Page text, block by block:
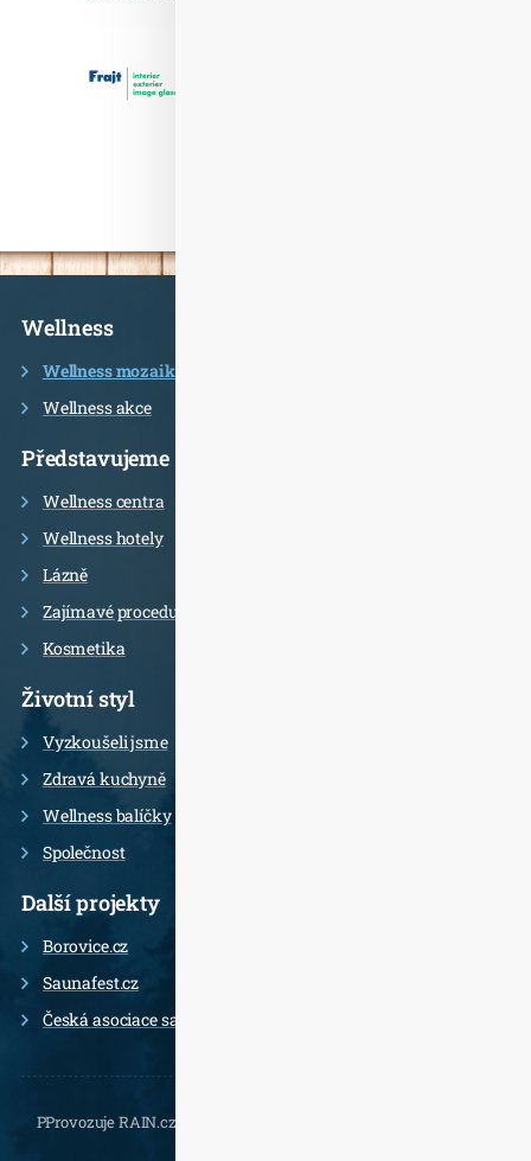
Informace
Wellness
Wellness mozaika
Wellness akce
Představujeme
Wellness centra
Wellness hotely
Lázně
Zajímavé procedury
Kosmetika
Životní styl
Vyzkoušeli jsme
Zdravá kuchyně
Wellness balíčky
Společnost
Další projekty
Borovice.cz
Saunafest.cz
Česká asociace saunérů
PProvozuje RAIN.cz, Daliborova 22a, 102 00 Praha 10 - Hostivař,